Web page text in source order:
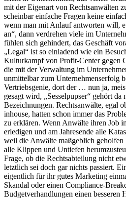
mit der Eigenart von Rechtsanwälten
scheinbar einfache Fragen keine
wenn man mit Anlauf antworten will,
an“, dann verdrehen viele im
fühlen sich gehindert, das Geschäft
„Legal“ ist so einladend wie ein
Kulturkampf von Profit-Center gegen
die mit der Verwaltung im
unmittelbar zum Unternehmenserfolg
Vertriebsgenie, dort der … nun ja,
gesagt wird, „Sesselpupser“ gehört
Bezeichnungen. Rechtsanwälte, egal
inhouse, hatten schon immer das
zu erklären. Wenn Anwälte ihren Job
erledigen und am Jahresende alle
weil die Anwälte maßgeblich geholfen
alle Klippen und Untiefen
Frage, ob die Rechtsabteilung nicht
letztlich sei doch gar nichts passiert.
eigentlich für ihr gutes Marketing
Skandal oder einen Compliance-
Budgetverhandlungen einen besseren